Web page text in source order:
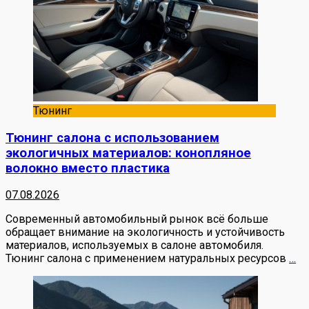
Тюнинг
Тюнинг салона с использованием
экологичных материалов: конопляное
волокно вместо пластика
07.08.2026
Современный автомобильный рынок всё больше
обращает внимание на экологичность и устойчивость
материалов, используемых в салоне автомобиля.
Тюнинг салона с применением натуральных ресурсов …